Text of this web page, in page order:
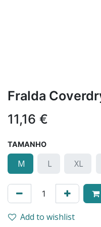
Fralda
11,16 €
TAMANHO
M L XL
Add to wishlist